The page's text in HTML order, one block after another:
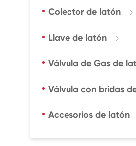
Colector de latón 
Llave de latón 
Válvula de Gas de
Válvula con bridas
Accesorios de latón